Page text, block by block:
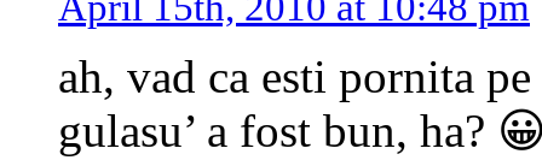
ah, vad ca esti pornita
gulasu’ a fost bun, ha?